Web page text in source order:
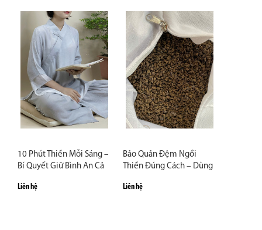
10 Phút Thiền Mỗi Sáng –
Bí Quyết Giữ Bình An Cả
Liên hệ
Bảo Quản Đệm Ngồi
Thiền Đúng Cách – Dùng
Liên hệ